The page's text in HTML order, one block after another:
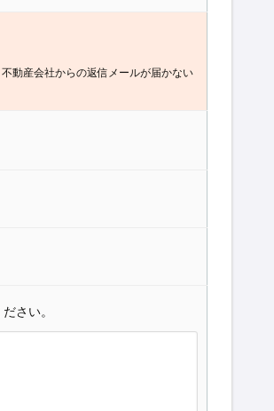
動産会社からの返信メールが届かない
さい。